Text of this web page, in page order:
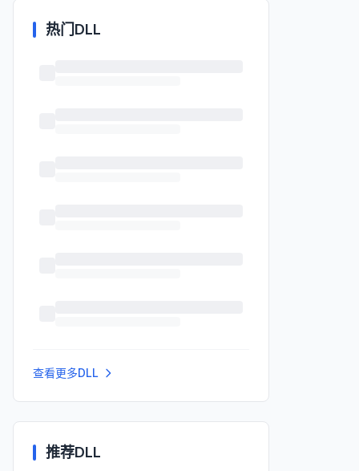
热门DLL
查看更多DLL
推荐DLL